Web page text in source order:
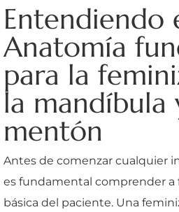
Entendiendo
Anatomía
para la
la mandíbula
mentón
Antes de comenzar cualquier
es fundamental comprender a
básica del paciente. Una